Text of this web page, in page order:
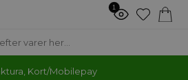
1
Kort/Mobilepay